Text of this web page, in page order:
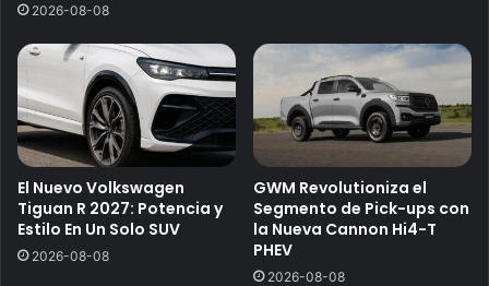
2026-08-08
El Nuevo Volkswagen
Tiguan R 2027: Potencia y
Estilo En Un Solo SUV
2026-08-08
GWM Revolutioniza el
Segmento de Pick-ups con
la Nueva Cannon Hi4-T
PHEV
2026-08-08